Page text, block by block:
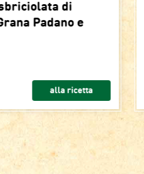
di
Padano e
alla ricetta